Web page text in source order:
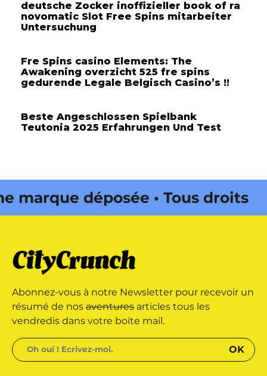
deutsche Zocker inoffizieller book of ra
novomatic Slot Free Spins mitarbeiter
Untersuchung
Fre Spins casino Elements: The
Awakening overzicht 525 fre spins
gedurende Legale Belgisch Casino’s !!
Beste Angeschlossen Spielbank
Teutonia 2025 Erfahrungen Und Test
déposée • Tous droits
déposée • Tous droits
par Buena Onda Web •
Abonnez-vous à notre Newsletter pour recevoir un
résumé de nos aventures articles tous les
vendredis dans votre boite mail.